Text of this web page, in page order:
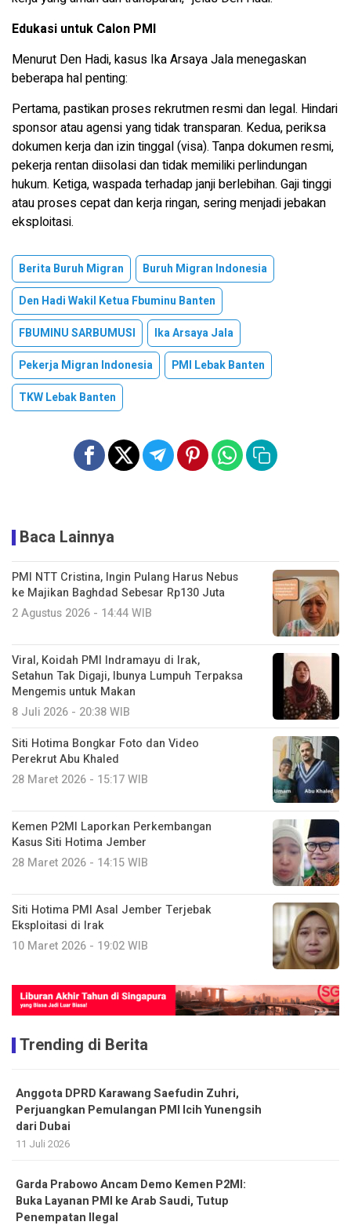
Edukasi untuk Calon PMI
Menurut Den Hadi, kasus Ika Arsaya Jala menegaskan
beberapa hal penting:
Pertama, pastikan proses rekrutmen resmi dan legal. Hindari
sponsor atau agensi yang tidak transparan. Kedua, periksa
dokumen kerja dan izin tinggal (visa). Tanpa dokumen resmi,
pekerja rentan diisolasi dan tidak memiliki perlindungan
hukum. Ketiga, waspada terhadap janji berlebihan. Gaji tinggi
atau proses cepat dan kerja ringan, sering menjadi jebakan
eksploitasi.
Berita Buruh Migran
Buruh Migran Indonesia
Den Hadi Wakil Ketua Fbuminu Banten
FBUMINU SARBUMUSI
Ika Arsaya Jala
Pekerja Migran Indonesia
PMI Lebak Banten
TKW Lebak Banten
Baca Lainnya
PMI NTT Cristina, Ingin Pulang Harus Nebus
ke Majikan Baghdad Sebesar Rp130 Juta
2 Agustus 2026 - 14:44 WIB
Viral, Koidah PMI Indramayu di Irak,
Setahun Tak Digaji, Ibunya Lumpuh Terpaksa
Mengemis untuk Makan
8 Juli 2026 - 20:38 WIB
Siti Hotima Bongkar Foto dan Video
Perekrut Abu Khaled
28 Maret 2026 - 15:17 WIB
Kemen P2MI Laporkan Perkembangan
Kasus Siti Hotima Jember
28 Maret 2026 - 14:15 WIB
Siti Hotima PMI Asal Jember Terjebak
Eksploitasi di Irak
10 Maret 2026 - 19:02 WIB
Trending di Berita
Anggota DPRD Karawang Saefudin Zuhri,
Perjuangkan Pemulangan PMI Icih Yunengsih
dari Dubai
11 Juli 2026
Garda Prabowo Ancam Demo Kemen P2MI:
Buka Layanan PMI ke Arab Saudi, Tutup
Penempatan Ilegal